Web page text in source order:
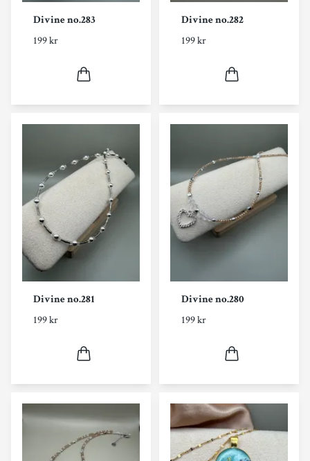
Divine no.283
199 kr
Divine no.282
199 kr
Divine no.281
199 kr
Divine no.280
199 kr